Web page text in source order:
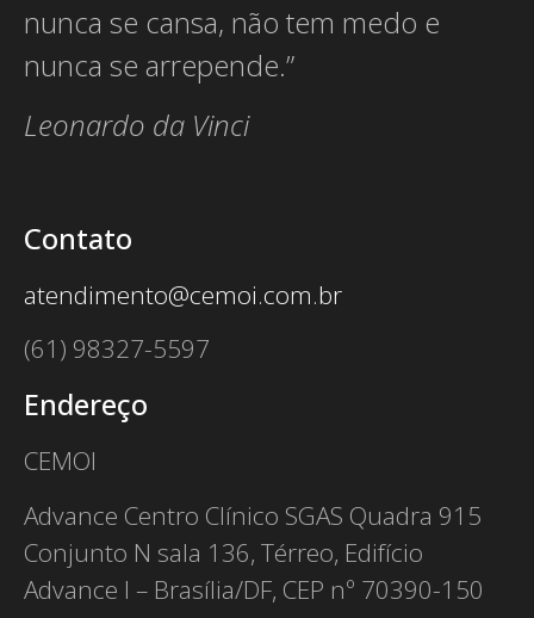
nunca se cansa, não tem medo e
nunca se arrepende.”
Leonardo da Vinci
Contato
atendimento@cemoi.com.br
(61) 98327-5597
Endereço
CEMOI
Advance Centro Clínico SGAS Quadra 915
Conjunto N sala 136, Térreo, Edifício
Advance I – Brasília/DF, CEP nº 70390-150